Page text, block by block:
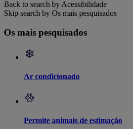
Back to search by Acessibilidade
Skip search by Os mais pesquisados
Os mais pesquisados
Ar condicionado
Permite animais de estimação